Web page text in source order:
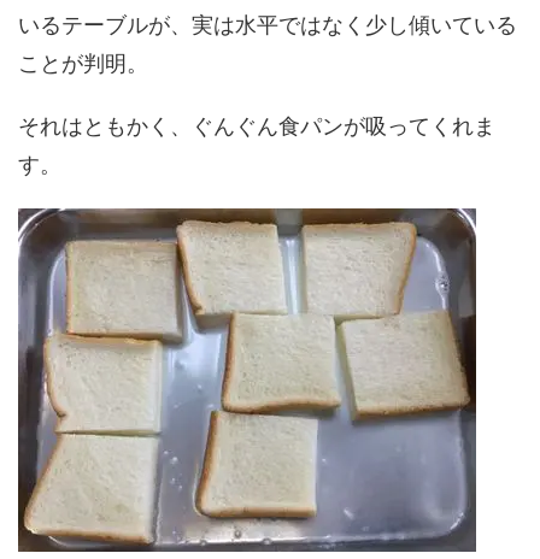
いるテーブルが、実は水平ではなく少し傾いている
ことが判明。
それはともかく、ぐんぐん食パンが吸ってくれま
す。